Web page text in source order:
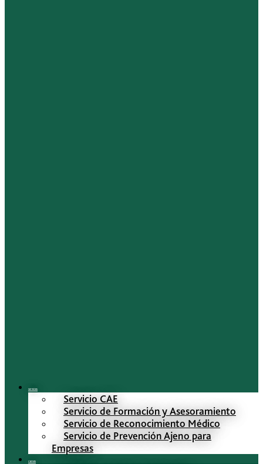
Servicios
Servicio CAE
Servicio de Formación y Asesoramiento
Servicio de Reconocimiento Médico
Servicio de Prevención Ajeno para
Empresas
Cursos